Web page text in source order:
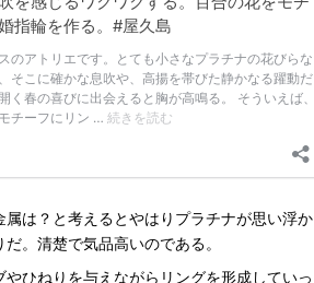
は？と考えるとやはりプラチナが思い浮か
。清楚で気品高いのである。
ひねりを与えながらリングを形成していっ